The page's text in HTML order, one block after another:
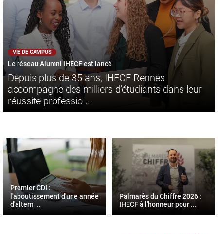
VIE DE CAMPUS
Le réseau Alumni IHECF est lancé
Depuis plus de 35 ans, IHECF Rennes
accompagne des milliers d'étudiants dans leur
réussite professio ...
Premier CDI :
l'aboutissement d'une année
d'altern ...
Palmarès du Chiffre 2026 :
IHECF à l'honneur pour ...